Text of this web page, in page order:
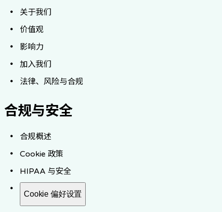
关于我们
价值观
影响力
加入我们
法律、风险与合规
合规与安全
合规概述
Cookie 政策
HIPAA 与安全
Cookie 偏好设置